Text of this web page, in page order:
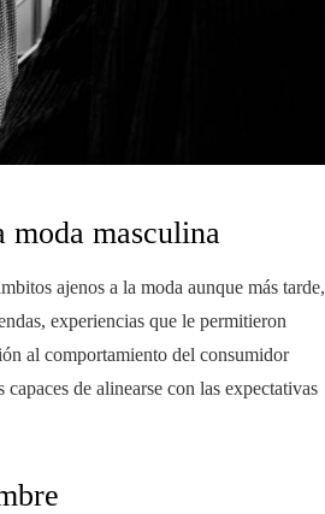
masculina
ajenos a la moda aunque más tarde,
experiencias que le permitieron
al comportamiento del consumidor
de alinearse con las expectativas